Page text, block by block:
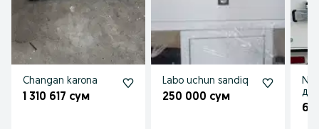
Changan karona
1 310 617 сум
Labo uchun sandiq
250 000 сум
60